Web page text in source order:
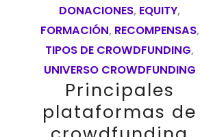
DONACIONES, EQUITY,
FORMACIÓN, RECOMPENSAS,
TIPOS DE CROWDFUNDING,
UNIVERSO CROWDFUNDING
Principales
plataformas de